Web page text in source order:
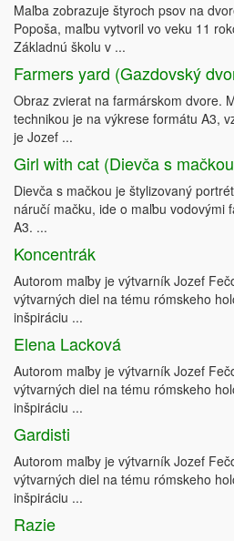
Maľba zobrazuje štyroch psov na
Popoša, maľbu vytvoril vo veku 11
Základnú školu v ...
Farmers yard (Gazdovský
Obraz zvierat na farmárskom dvore.
technikou je na výkrese formátu A3,
je Jozef ...
Girl with cat (Dievča s
Dievča s mačkou je štylizovaný
náručí mačku, ide o maľbu vodovými
A3. ...
Koncentrák
Autorom maľby je výtvarník Jozef
výtvarných diel na tému rómskeho
inšpiráciu ...
Elena Lacková
Autorom maľby je výtvarník Jozef
výtvarných diel na tému rómskeho
inšpiráciu ...
Gardisti
Autorom maľby je výtvarník Jozef
výtvarných diel na tému rómskeho
inšpiráciu ...
Razie